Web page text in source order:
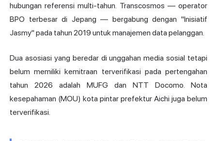
hubungan referensi multi-tahun. Transcosmos — operator
BPO terbesar di Jepang — bergabung dengan "Inisiatif
Jasmy" pada tahun 2019 untuk manajemen data pelanggan.
Dua asosiasi yang beredar di unggahan media sosial tetapi
belum memiliki kemitraan terverifikasi pada pertengahan
tahun 2026 adalah MUFG dan NTT Docomo. Nota
kesepahaman (MOU) kota pintar prefektur Aichi juga belum
terverifikasi.